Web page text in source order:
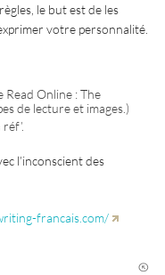
le but est de les
votre personnalité.
Online : The
de lecture et images.)
l’inconscient des
francais.com/